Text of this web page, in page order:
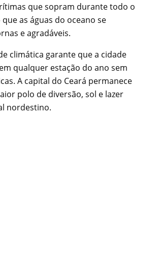
que sopram durante todo o
as águas do oceano se
e agradáveis.
climática garante que a cidade
qualquer estação do ano sem
A capital do Ceará permanece
polo de diversão, sol e lazer
nordestino.